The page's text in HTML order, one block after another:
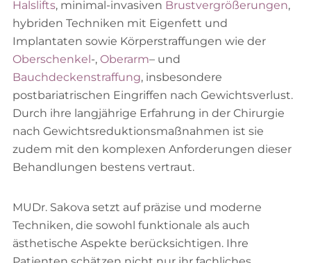
Halslifts, minimal-invasiven Brustvergrößerungen,
hybriden Techniken mit Eigenfett und
Implantaten sowie Körperstraffungen wie der
Oberschenkel-, Oberarm– und
Bauchdeckenstraffung, insbesondere
postbariatrischen Eingriffen nach Gewichtsverlust.
Durch ihre langjährige Erfahrung in der Chirurgie
nach Gewichtsreduktionsmaßnahmen ist sie
zudem mit den komplexen Anforderungen dieser
Behandlungen bestens vertraut.
MUDr. Sakova setzt auf präzise und moderne
Techniken, die sowohl funktionale als auch
ästhetische Aspekte berücksichtigen. Ihre